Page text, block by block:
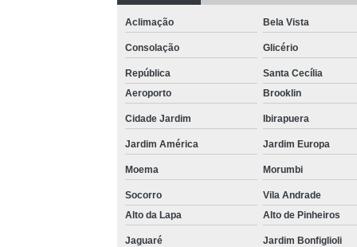
Aclimação Bela Vista
Consolação Glicério
República Santa Cecília
Aeroporto
Brooklin
Cidade Jardim Ibirapuera
Jardim América Jardim Europa
Moema Morumbi
Socorro Vila Andrade
Alto da Lapa
Alto de Pinheiros
Jaguaré Jardim Bonfiglioli